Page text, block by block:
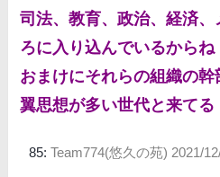
司法、教育、政治、経済、
ろに入り込んでいるからね
おまけにそれらの組織の
翼思想が多い世代と来てる
85:Team774(悠久の苑) 2021/